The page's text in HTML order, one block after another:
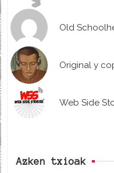
Old
Original y
Web Side
Azken txioak